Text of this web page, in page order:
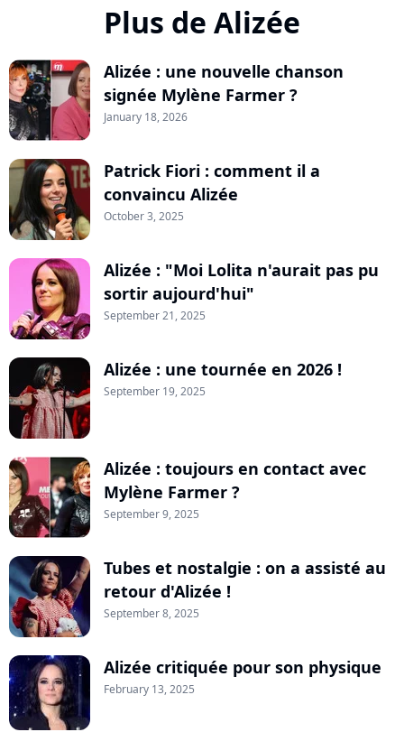
Plus de Alizée
Alizée : une nouvelle chanson
signée Mylène Farmer ?
January 18, 2026
Patrick Fiori : comment il a
convaincu Alizée
October 3, 2025
Alizée : "Moi Lolita n'aurait pas pu
sortir aujourd'hui"
September 21, 2025
Alizée : une tournée en 2026 !
September 19, 2025
Alizée : toujours en contact avec
Mylène Farmer ?
September 9, 2025
Tubes et nostalgie : on a assisté au
retour d'Alizée !
September 8, 2025
Alizée critiquée pour son physique
February 13, 2025